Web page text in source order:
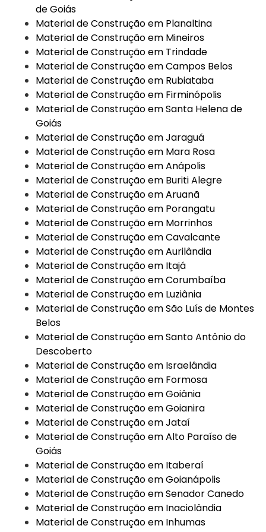
de Goiás
Material de Construção em Planaltina
Material de Construção em Mineiros
Material de Construção em Trindade
Material de Construção em Campos Belos
Material de Construção em Rubiataba
Material de Construção em Firminópolis
Material de Construção em Santa Helena de
Goiás
Material de Construção em Jaraguá
Material de Construção em Mara Rosa
Material de Construção em Anápolis
Material de Construção em Buriti Alegre
Material de Construção em Aruanã
Material de Construção em Porangatu
Material de Construção em Morrinhos
Material de Construção em Cavalcante
Material de Construção em Aurilândia
Material de Construção em Itajá
Material de Construção em Corumbaíba
Material de Construção em Luziânia
Material de Construção em São Luís de Montes
Belos
Material de Construção em Santo Antônio do
Descoberto
Material de Construção em Israelândia
Material de Construção em Formosa
Material de Construção em Goiânia
Material de Construção em Goianira
Material de Construção em Jataí
Material de Construção em Alto Paraíso de
Goiás
Material de Construção em Itaberaí
Material de Construção em Goianápolis
Material de Construção em Senador Canedo
Material de Construção em Inaciolândia
Material de Construção em Inhumas